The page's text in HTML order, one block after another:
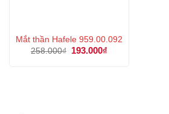
Mắt thần Hafele 959.00.092
258.000₫
Giá
193.000₫